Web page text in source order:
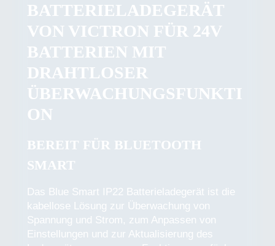
BATTERIELADEGERÄT
VON VICTRON FÜR 24V
BATTERIEN MIT
DRAHTLOSER
ÜBERWACHUNGSFUNKTI
ON
BEREIT FÜR BLUETOOTH
SMART
Das Blue Smart IP22 Batterieladegerät ist die
kabellose Lösung zur Überwachung von
Spannung und Strom, zum Anpassen von
Einstellungen und zur Aktualisierung des